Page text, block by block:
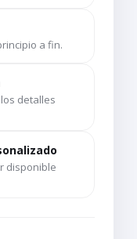
a fin.
detalles
disponible